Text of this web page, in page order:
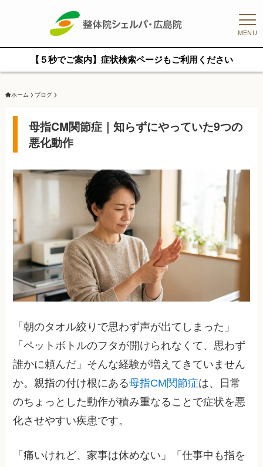
MENU
【５秒でご案内】症状検索ページもご利用ください
ホーム ブログ
母指CM関節症｜知らずにやっていた9つの
悪化動作
「朝のタオル絞りで思わず声が出てしまった」
「ペットボトルのフタが開けられなくて、思わず
誰かに頼んだ」そんな経験が増えてきていません
か。親指の付け根にある母指CM関節症は、日常
のちょっとした動作が積み重なることで症状を悪
化させやすい疾患です。
「痛いけれど、家事は休めない」「仕事中も指を